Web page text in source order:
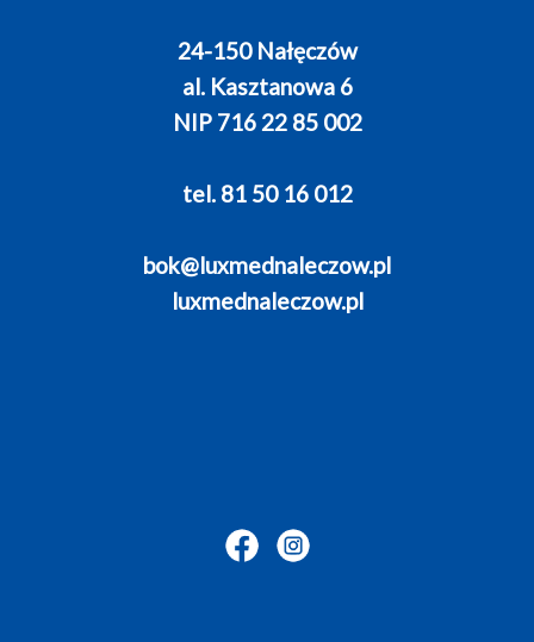
24-150 Nałęczów
al. Kasztanowa 6
NIP 716 22 85 002
tel. 81 50 16 012
bok@luxmednaleczow.pl
luxmednaleczow.pl